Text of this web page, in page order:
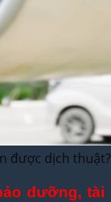
được dịch thuật?
dưỡng, tài